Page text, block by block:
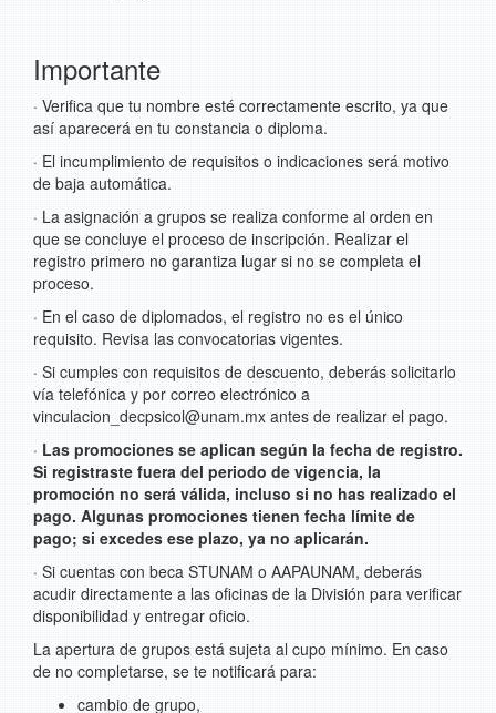
Importante
· Verifica que tu nombre esté correctamente escrito, ya que
así aparecerá en tu constancia o diploma.
· El incumplimiento de requisitos o indicaciones será motivo
de baja automática.
· La asignación a grupos se realiza conforme al orden en
que se concluye el proceso de inscripción. Realizar el
registro primero no garantiza lugar si no se completa el
proceso.
· En el caso de diplomados, el registro no es el único
requisito. Revisa las convocatorias vigentes.
· Si cumples con requisitos de descuento, deberás solicitarlo
vía telefónica y por correo electrónico a
vinculacion_decpsicol@unam.mx antes de realizar el pago.
· Las promociones se aplican según la fecha de registro.
Si registraste fuera del periodo de vigencia, la
promoción no será válida, incluso si no has realizado el
pago. Algunas promociones tienen fecha límite de
pago; si excedes ese plazo, ya no aplicarán.
· Si cuentas con beca STUNAM o AAPAUNAM, deberás
acudir directamente a las oficinas de la División para verificar
disponibilidad y entregar oficio.
La apertura de grupos está sujeta al cupo mínimo. En caso
de no completarse, se te notificará para:
cambio de grupo,